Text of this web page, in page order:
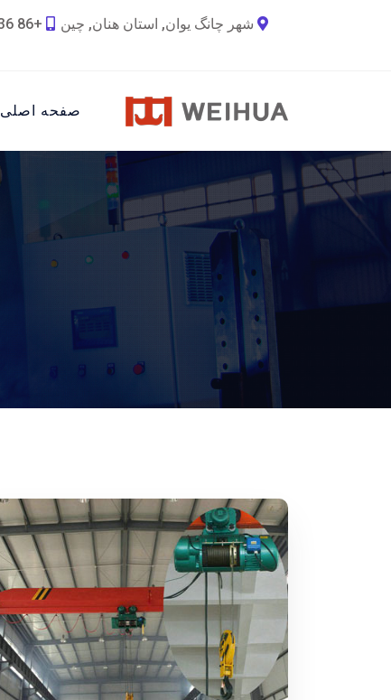
شهر چانگ یوان, استان هنان, چین
+86 18790692036
صفحه اصلی